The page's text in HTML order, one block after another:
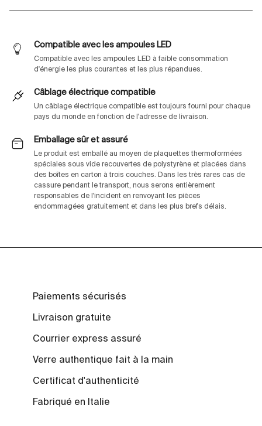
Compatible avec les ampoules LED
Compatible avec les ampoules LED à faible consommation
d'énergie les plus courantes et les plus répandues.
Câblage électrique compatible
Un câblage électrique compatible est toujours fourni pour chaque
pays du monde en fonction de l'adresse de livraison.
Emballage sûr et assuré
Le produit est emballé au moyen de plaquettes thermoformées
spéciales sous vide recouvertes de polystyrène et placées dans
des boîtes en carton à trois couches. Dans les très rares cas de
cassure pendant le transport, nous serons entièrement
responsables de l'incident en renvoyant les pièces
endommagées gratuitement et dans les plus brefs délais.
Paiements sécurisés
Livraison gratuite
Courrier express assuré
Verre authentique fait à la main
Certificat d'authenticité
Fabriqué en Italie